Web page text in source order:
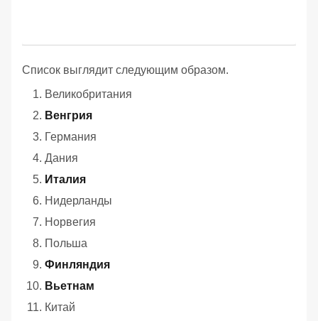
Список выглядит следующим образом.
Великобритания
Венгрия
Германия
Дания
Италия
Нидерланды
Норвегия
Польша
Финляндия
Вьетнам
Китай